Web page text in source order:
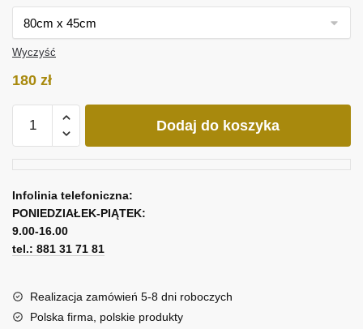
Wyczyść
180 zł
Obraz
z
zielnikiem
Dodaj do koszyka
Infolinia telefoniczna:
PONIEDZIAŁEK-PIĄTEK:
9.00-16.00
tel.: 881 31 71 81
Realizacja zamówień 5-8 dni roboczych
Polska firma, polskie produkty